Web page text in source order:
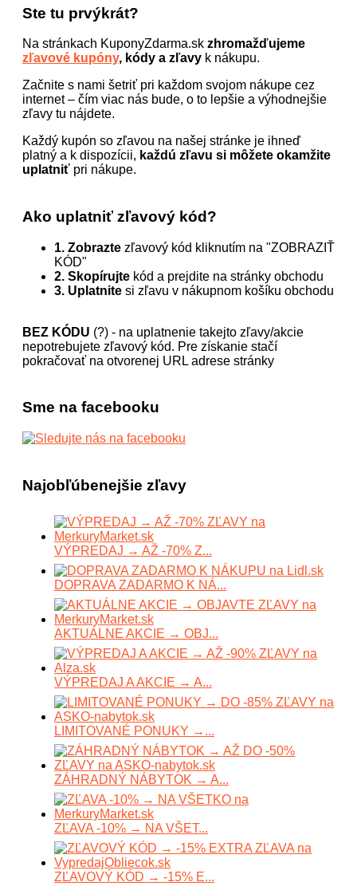
Ste tu prvýkrát?
Na stránkach KuponyZdarma.sk zhromažďujeme
zľavové kupóny, kódy a zľavy k nákupu.
Začnite s nami šetriť pri každom svojom nákupe cez
internet – čím viac nás bude, o to lepšie a výhodnejšie
zľavy tu nájdete.
Každý kupón so zľavou na našej stránke je ihneď
platný a k dispozícii, každú zľavu si môžete okamžite
uplatniť pri nákupe.
Ako uplatniť zľavový kód?
1. Zobrazte zľavový kód kliknutím na "ZOBRAZIŤ
KÓD"
2. Skopírujte kód a prejdite na stránky obchodu
3. Uplatnite si zľavu v nákupnom košíku obchodu
BEZ KÓDU (?) - na uplatnenie takejto zľavy/akcie
nepotrebujete zľavový kód. Pre získanie stačí
pokračovať na otvorenej URL adrese stránky
Sme na facebooku
Najobľúbenejšie zľavy
VÝPREDAJ → AŽ -70% Z...
DOPRAVA ZADARMO K NÁ...
AKTUÁLNE AKCIE → OBJ...
VÝPREDAJ A AKCIE → A...
LIMITOVANÉ PONUKY →...
ZÁHRADNÝ NÁBYTOK → A...
ZĽAVA -10% → NA VŠET...
ZĽAVOVÝ KÓD → -15% E...